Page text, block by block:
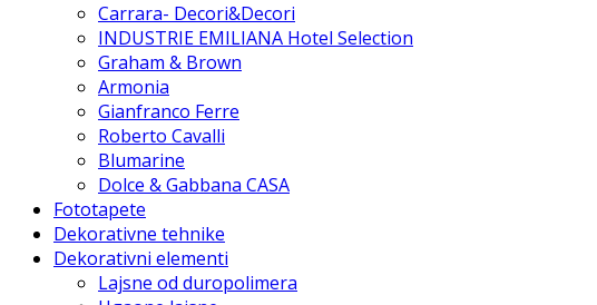
Carrara- Decori&Decori
INDUSTRIE EMILIANA Hotel Selection
Graham & Brown
Armonia
Gianfranco Ferre
Roberto Cavalli
Blumarine
Dolce & Gabbana CASA
Fototapete
Dekorativne tehnike
Dekorativni elementi
Lajsne od duropolimera